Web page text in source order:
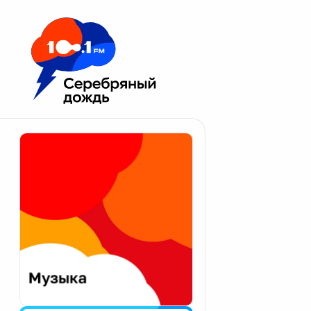
Москва 100.1 FM
Апатиты
Екатеринбург
Калининград
Калуга